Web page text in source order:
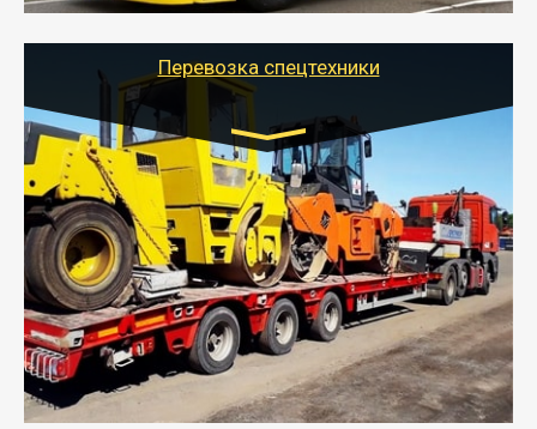
Перевозка спецтехники
Цена за км. Рассчитывается
индивидуально
- Перевозка спецтехники (трактора, экскаватора,
комбайна) осуществляется тралом и требует
получения разрешения для следования по
выбранному маршруту.
- Тайгер Логистик поможет доставить спецтехнику в
любой город России с учетом особенностей дороги,
выбрав оптимальный способ и вид трала
(модульный, раздвижной, с низкорамной площадкой